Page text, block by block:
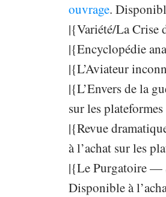
ouvrage.
|{Variété/La Crise
|{Encyclopédie
|{L’Aviateur
|{L’Envers de la
sur les
|{Revue
à l’achat sur les
|{Le Purgatoire —
Disponible à